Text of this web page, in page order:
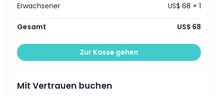
Erwachsener
US$ 68 × 1
Gesamt US$ 68
Zur Kasse gehen
Mit Vertrauen buchen